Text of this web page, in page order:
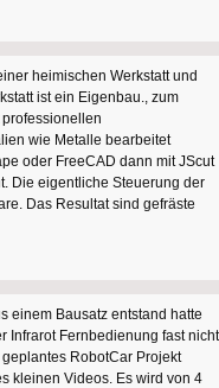
heimischen Werkstatt und
ist ein Eigenbau., zum
wie Metalle bearbeitet
oder FreeCAD dann mit JScut
Die eigentliche Steuerung der
Das Resultat sind gefräste
einem Bausatz entstand hatte
Infrarot Fernbedienung fast nicht
RobotCar Projekt
kleinen Videos. Es wird von 4